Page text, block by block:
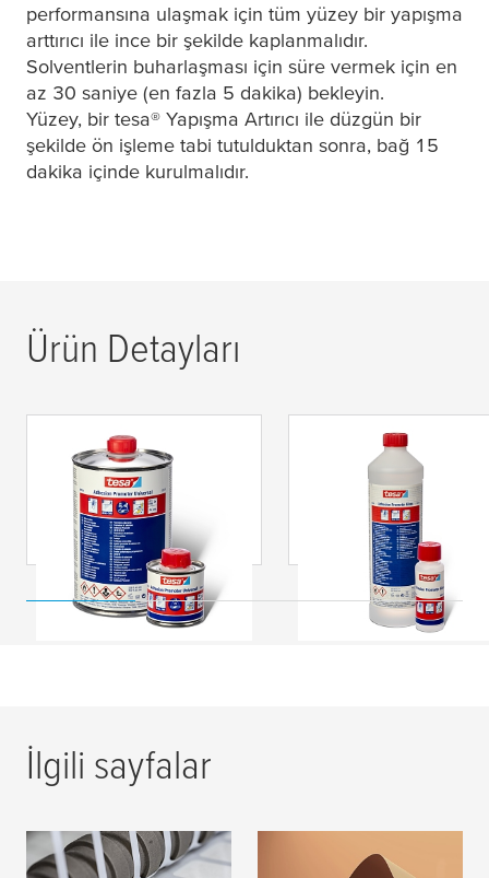
performansına ulaşmak için tüm yüzey bir yapışma
arttırıcı ile ince bir şekilde kaplanmalıdır.
Solventlerin buharlaşması için süre vermek için en
az 30 saniye (en fazla 5 dakika) bekleyin.
Yüzey, bir tesa® Yapışma Artırıcı ile düzgün bir
şekilde ön işleme tabi tutulduktan sonra, bağ 15
dakika içinde kurulmalıdır.
Ürün Detayları
tesa® 60150 Genel
Amaçlı Yapışma Gücü
Arttırıcı
® 60151
Gücü Arttırıcı Cam
İlgili sayfalar
Aktarma için Bant
Yapışma Bağlayıcı